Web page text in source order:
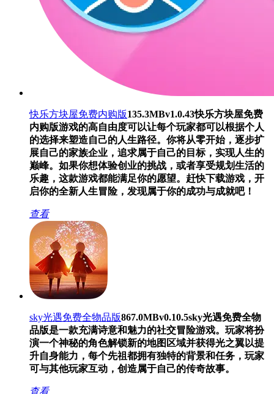
快乐方块屋免费内购版135.3MBv1.0.43快乐方块屋免费
内购版游戏的高自由度可以让每个玩家都可以根据个人
的选择来塑造自己的人生路径。你将从零开始，逐步扩
展自己的家族企业，追求属于自己的目标，实现人生的
巅峰。如果你想体验创业的挑战，或者享受规划生活的
乐趣，这款游戏都能满足你的愿望。赶快下载游戏，开
启你的全新人生冒险，发现属于你的成功与成就吧！
查看
sky光遇免费全物品版867.0MBv0.10.5sky光遇免费全物
品版是一款充满诗意和魅力的社交冒险游戏。玩家将扮
演一个神秘的角色解锁新的地图区域并获得光之翼以提
升自身能力，每个先祖都拥有独特的背景和任务，玩家
可与其他玩家互动，创造属于自己的传奇故事。
查看